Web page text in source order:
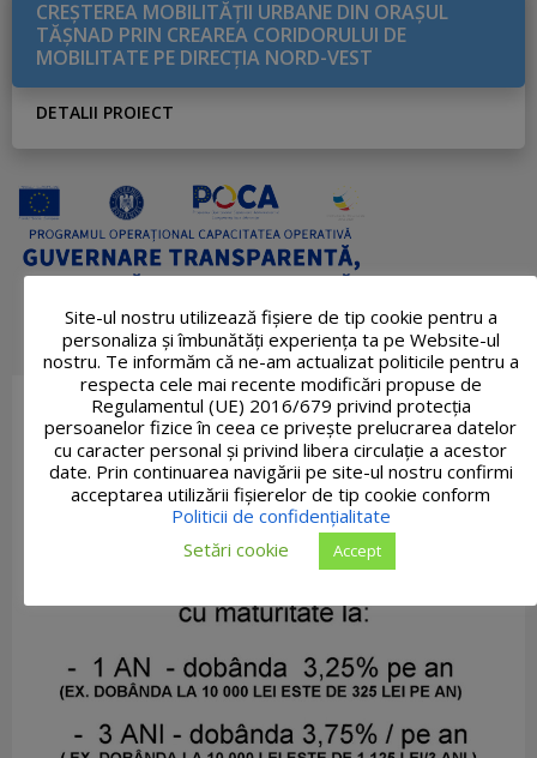
CREŞTEREA MOBILITĂŢII URBANE DIN ORAŞUL
TĂŞNAD PRIN CREAREA CORIDORULUI DE
MOBILITATE PE DIRECŢIA NORD-VEST
DETALII PROIECT
Site-ul nostru utilizează fişiere de tip cookie pentru a
personaliza și îmbunătăți experiența ta pe Website-ul
nostru. Te informăm că ne-am actualizat politicile pentru a
respecta cele mai recente modificări propuse de
Regulamentul (UE) 2016/679 privind protecția
persoanelor fizice în ceea ce privește prelucrarea datelor
cu caracter personal și privind libera circulație a acestor
date. Prin continuarea navigării pe site-ul nostru confirmi
acceptarea utilizării fişierelor de tip cookie conform
Politicii de confidențialitate
Setări cookie
Accept